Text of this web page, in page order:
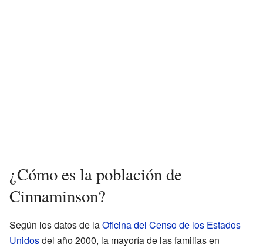
¿Cómo es la población de
Cinnaminson?
Según los datos de laOficina del Censo de los Estados
Unidosdel año 2000, la mayoría de las familias en